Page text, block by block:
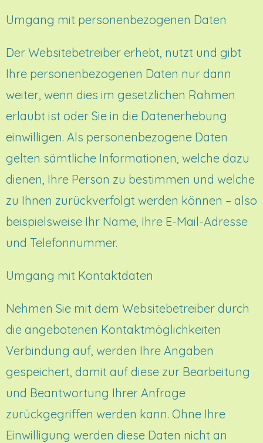
Umgang mit personenbezogenen Daten
Der Websitebetreiber erhebt, nutzt und gibt
Ihre personenbezogenen Daten nur dann
weiter, wenn dies im gesetzlichen Rahmen
erlaubt ist oder Sie in die Datenerhebung
einwilligen. Als personenbezogene Daten
gelten sämtliche Informationen, welche dazu
dienen, Ihre Person zu bestimmen und welche
zu Ihnen zurückverfolgt werden können – also
beispielsweise Ihr Name, Ihre E-Mail-Adresse
und Telefonnummer.
Umgang mit Kontaktdaten
Nehmen Sie mit dem Websitebetreiber durch
die angebotenen Kontaktmöglichkeiten
Verbindung auf, werden Ihre Angaben
gespeichert, damit auf diese zur Bearbeitung
und Beantwortung Ihrer Anfrage
zurückgegriffen werden kann. Ohne Ihre
Einwilligung werden diese Daten nicht an